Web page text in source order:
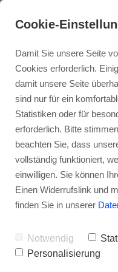
§ 1
Diese
Cookie-
Damit Sie unsere Seite
Cookies erforderlich.
damit unsere Seite
sind nur für ein
Statistiken oder für
erforderlich. Bitte
beachten Sie, dass
vollständig funktioniert,
einwilligen. Sie können
Einen Widerrufslink und
finden Sie in unserer
Notwendig
Personalisierung